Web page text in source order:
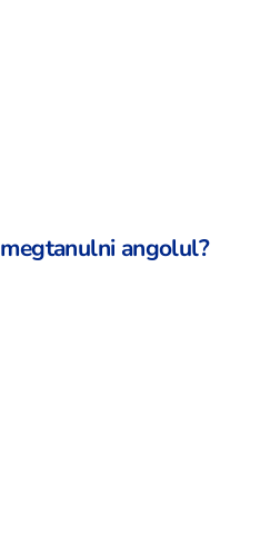
angolul?